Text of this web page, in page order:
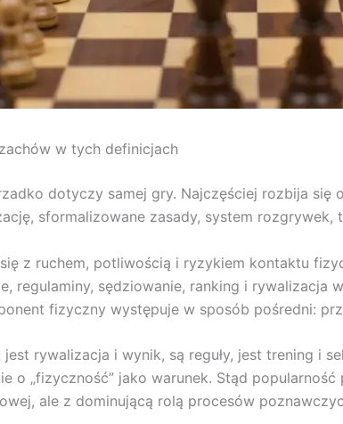
w tych definicjach
dotyczy samej gry. Najczęściej rozbija się
sformalizowane zasady, system rozgrywek,
z ruchem, potliwością i ryzykiem kontaktu
regulaminy, sędziowanie, ranking i rywalizacja
fizyczny występuje w sposób pośredni:
rywalizacja i wynik, są reguły, jest trening i
o „fizyczność” jako warunek. Stąd
ale z dominującą rolą procesów